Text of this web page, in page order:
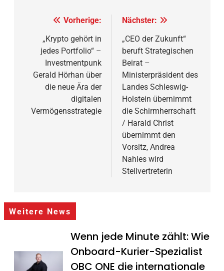
Beitragsnavigation
Vorherige:
„Krypto gehört in
jedes Portfolio“ –
Investmentpunk
Gerald Hörhan über
die neue Ära der
digitalen
Vermögensstrategie
Nächster:
„CEO der Zukunft“
beruft Strategischen
Beirat –
Ministerpräsident des
Landes Schleswig-
Holstein übernimmt
die Schirmherrschaft
/ Harald Christ
übernimmt den
Vorsitz, Andrea
Nahles wird
Stellvertreterin
Weitere News
Wenn jede Minute zählt: Wie
Onboard-Kurier-Spezialist
OBC ONE die internationale